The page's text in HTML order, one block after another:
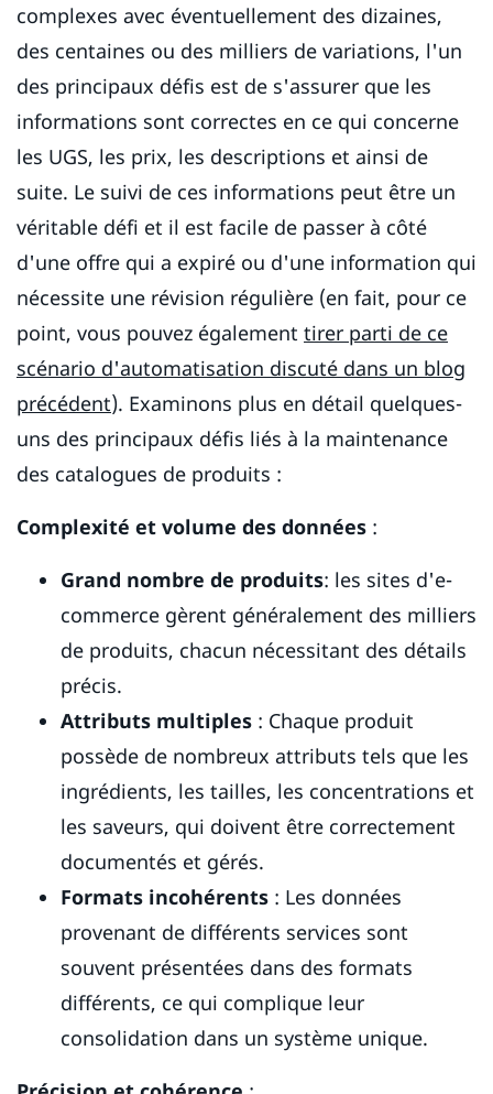
complexes avec éventuellement des dizaines,
des centaines ou des milliers de variations, l'un
des principaux défis est de s'assurer que les
informations sont correctes en ce qui concerne
les UGS, les prix, les descriptions et ainsi de
suite. Le suivi de ces informations peut être un
véritable défi et il est facile de passer à côté
d'une offre qui a expiré ou d'une information qui
nécessite une révision régulière (en fait, pour ce
point, vous pouvez également tirer parti de ce
scénario d'automatisation discuté dans un blog
précédent). Examinons plus en détail quelques-
uns des principaux défis liés à la maintenance
des catalogues de produits :
Complexité et volume des données :
Grand nombre de produits: les sites d'e-
commerce gèrent généralement des milliers
de produits, chacun nécessitant des détails
précis.
Attributs multiples : Chaque produit
possède de nombreux attributs tels que les
ingrédients, les tailles, les concentrations et
les saveurs, qui doivent être correctement
documentés et gérés.
Formats incohérents : Les données
provenant de différents services sont
souvent présentées dans des formats
différents, ce qui complique leur
consolidation dans un système unique.